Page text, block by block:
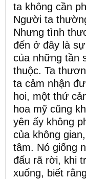
ta không cần
Người ta
Nhưng tình
đến ở đây là
của những tần
thuộc. Ta
ta cảm nhận
hoi, một thứ
hoa mỹ cũng
yên ấy không
của không
tâm. Nó giống
đấu rã rời, khi
xuống, biết